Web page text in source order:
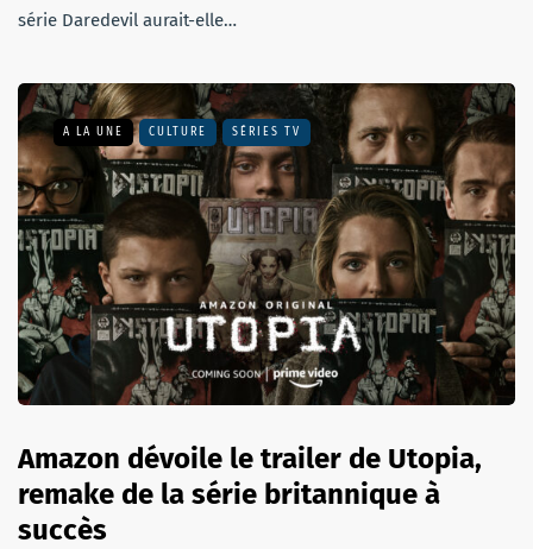
série Daredevil aurait-elle…
A LA UNE CULTURE SÉRIES TV
Amazon dévoile le trailer de Utopia,
remake de la série britannique à
succès